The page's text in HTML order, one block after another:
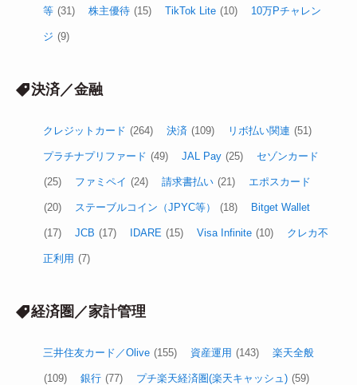
等 (31) 株主優待 (15) TikTok Lite (10) 10万Pチャレン
ジ (9)
決済／金融
クレジットカード (264) 決済 (109) リボ払い関連 (51)
プラチナプリファード (49) JAL Pay (25) セゾンカード
(25) ファミペイ (24) 請求書払い (21) エポスカード
(20) ステーブルコイン（JPYC等） (18) Bitget Wallet
(17) JCB (17) IDARE (15) Visa Infinite (10) クレカ不
正利用 (7)
経済圏／家計管理
三井住友カード／Olive (155) 資産運用 (143) 楽天全般
(109) 銀行 (77) プチ楽天経済圏(楽天キャッシュ) (59)